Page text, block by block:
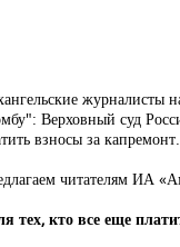
журналисты
Верховный суд
взносы за капремонт.
читателям ИА
тех, кто все еще